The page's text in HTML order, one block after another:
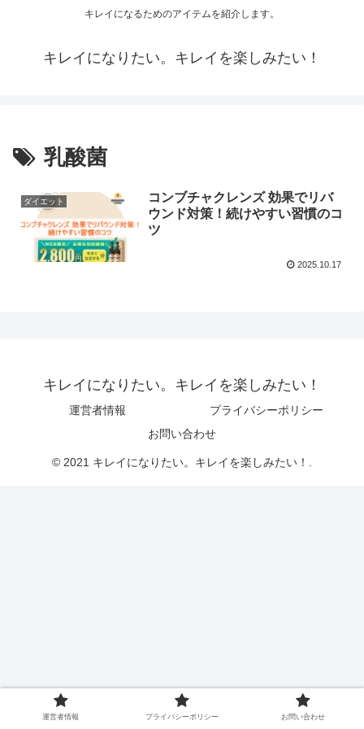
キレイになるためのアイテムを紹介します。
キレイになりたい。キレイを楽しみたい！
乳酸菌
ダイエット
コンブチャクレンズ 効果でリバ
ウンド対策！続けやすい習慣のコ
ツ
2025.10.17
キレイになりたい。キレイを楽しみたい！
運営者情報
プライバシーポリシー
お問い合わせ
© 2021 キレイになりたい。キレイを楽しみたい！.
運営者情報 プライバシーポリシー お問い合わせ